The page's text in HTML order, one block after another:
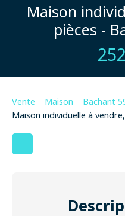
Maison
pièces -
Vente Maison
Bachant
Maison individuelle à